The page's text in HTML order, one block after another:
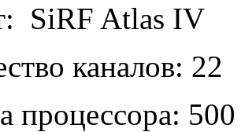
SiRF Atlas IV
каналов: 22
процессора: